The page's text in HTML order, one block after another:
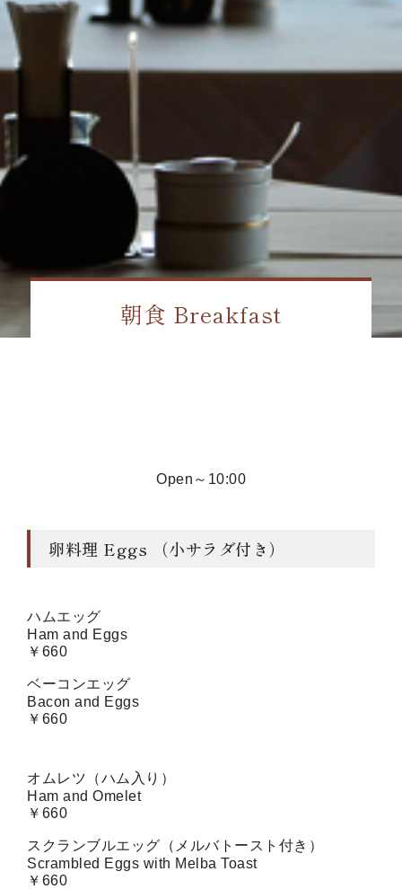
朝食 Breakfast
Open～10:00
卵料理 Eggs （小サラダ付き）
ハムエッグ
Ham and Eggs
￥660
ベーコンエッグ
Bacon and Eggs
￥660
オムレツ（ハム入り）
Ham and Omelet
￥660
スクランブルエッグ（メルバトースト付き）
Scrambled Eggs with Melba Toast
￥660